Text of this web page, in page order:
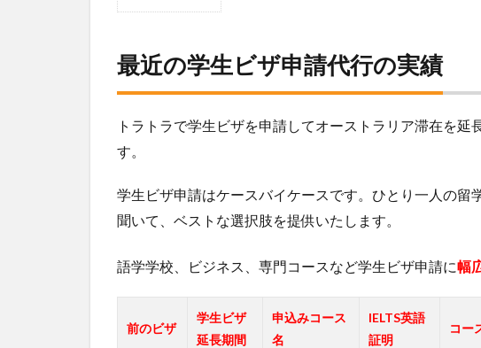
の
ビ
申
代
の
績
2
シ
ド
最近の学生ビザ申請代行の実績
トラトラで学生ビザを申請してオーストラリア滞在を延
す。
学生ビザ申請はケースバイケースです。ひとり一人の留
聞いて、ベストな選択肢を提供いたします。
語学学校、ビジネス、専門コースなど学生ビザ申請に幅
前のビザ
学生ビザ
延長期間
申込みコース
名
IELTS英語
証明
コー